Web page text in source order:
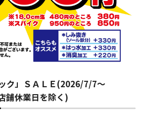
ク」ＳＡＬＥ(2026/7/7～
休業日を除く)